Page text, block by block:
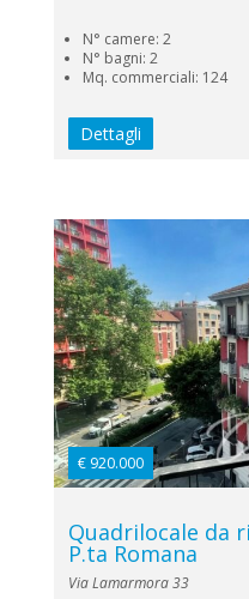
N° camere: 2
N° bagni: 2
Mq. commerciali: 124
Dettagli
€ 920.000
Quadrilocale da
P.ta Romana
Via Lamarmora 33